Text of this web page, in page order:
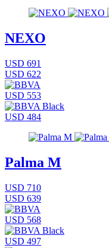
NEXO
USD 691
USD 622
USD 553
USD 484
Palma M
USD 710
USD 639
USD 568
USD 497